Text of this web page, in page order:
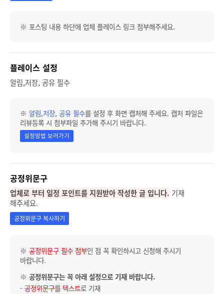
※ 포스팅 내용 하단에 업체 플레이스 링크 첨부해주세요.
플레이스 설정
알림,저장, 공유 필수
※ 알림,저장, 공유 필수를 설정 후 화면 캡처해 주세요. 캡처 파일은
리뷰등록 시 첨부파일 추가해 주시기 바랍니다.
설정방법 보러가기
공정위문구
업체로 부터 일정 포인트를 지원받아 작성한 글 입니다. 기재
해주세요.
공정위문구 복사하기
※ 공정위문구 필수 첨부인 점 꼭 확인하시고 신청해 주시기
바랍니다.
※ 공정위문구는 꼭 아래 설정으로 기재 바랍니다.
- 공정위문구를 텍스트로 기재